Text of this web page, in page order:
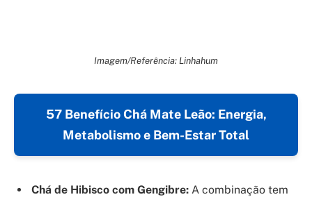
Imagem/Referência: Linhahum
57 Benefício Chá Mate Leão: Energia,
Metabolismo e Bem-Estar Total
Chá de Hibisco com Gengibre: A combinação tem